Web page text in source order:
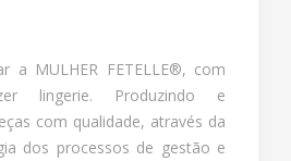
a MULHER FETELLE®, com
lingerie. Produzindo e
com qualidade, através da
dos processos de gestão e